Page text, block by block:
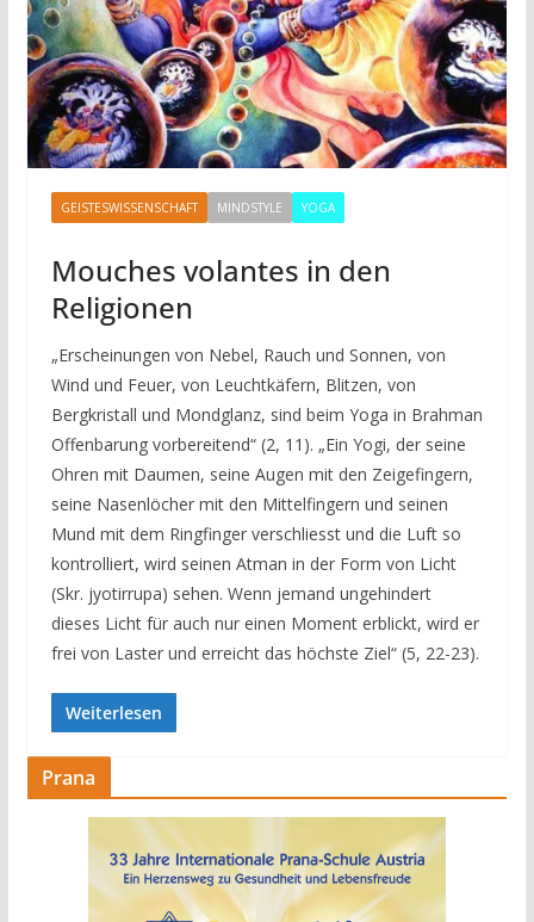
GEISTESWISSENSCHAFT MINDSTYLE YOGA
Mouches volantes in den
Religionen
„Erscheinungen von Nebel, Rauch und Sonnen, von
Wind und Feuer, von Leuchtkäfern, Blitzen, von
Bergkristall und Mondglanz, sind beim Yoga in Brahman
Offenbarung vorbereitend“ (2, 11). „Ein Yogi, der seine
Ohren mit Daumen, seine Augen mit den Zeigefingern,
seine Nasenlöcher mit den Mittelfingern und seinen
Mund mit dem Ringfinger verschliesst und die Luft so
kontrolliert, wird seinen Atman in der Form von Licht
(Skr. jyotirrupa) sehen. Wenn jemand ungehindert
dieses Licht für auch nur einen Moment erblickt, wird er
frei von Laster und erreicht das höchste Ziel“ (5, 22-23).
Weiterlesen
Prana